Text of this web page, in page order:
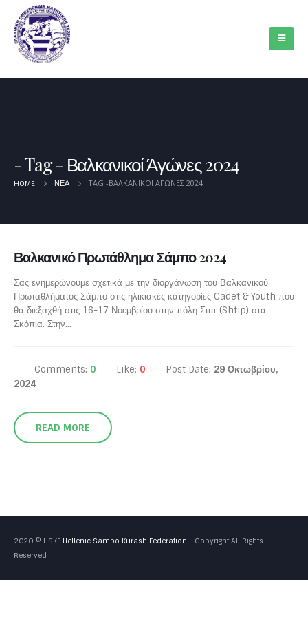
Tag - Βαλκανικοί Άγώνες 2024
HOME ΝΈΑ TAG -ΒΑΛΚΑΝΙΚΟΊ ΆΓΏΝΕΣ 2024
Βαλκανικό Πρωτάθλημα Σάμπο 2024
Σας ενημερώνουμε σχετικά με την διοργάνωση του Βαλκανικού
Πρωταθλήματος Σάμπο στις ηλικιακές κατηγορίες Cadet & Youth που
θα διεξαχθή στις 16-17 Νοεμβρίου στην πόλη Στιπ (Shtip) στα
Σκόπια. Στην...
Comments: 0 Like: 0 Post Date: 29 Οκτωβρίου,
2024
READ MORE
2020 © HSKF Hellenic Sambo Kurash Federation - Copyright All Rights
Reserved